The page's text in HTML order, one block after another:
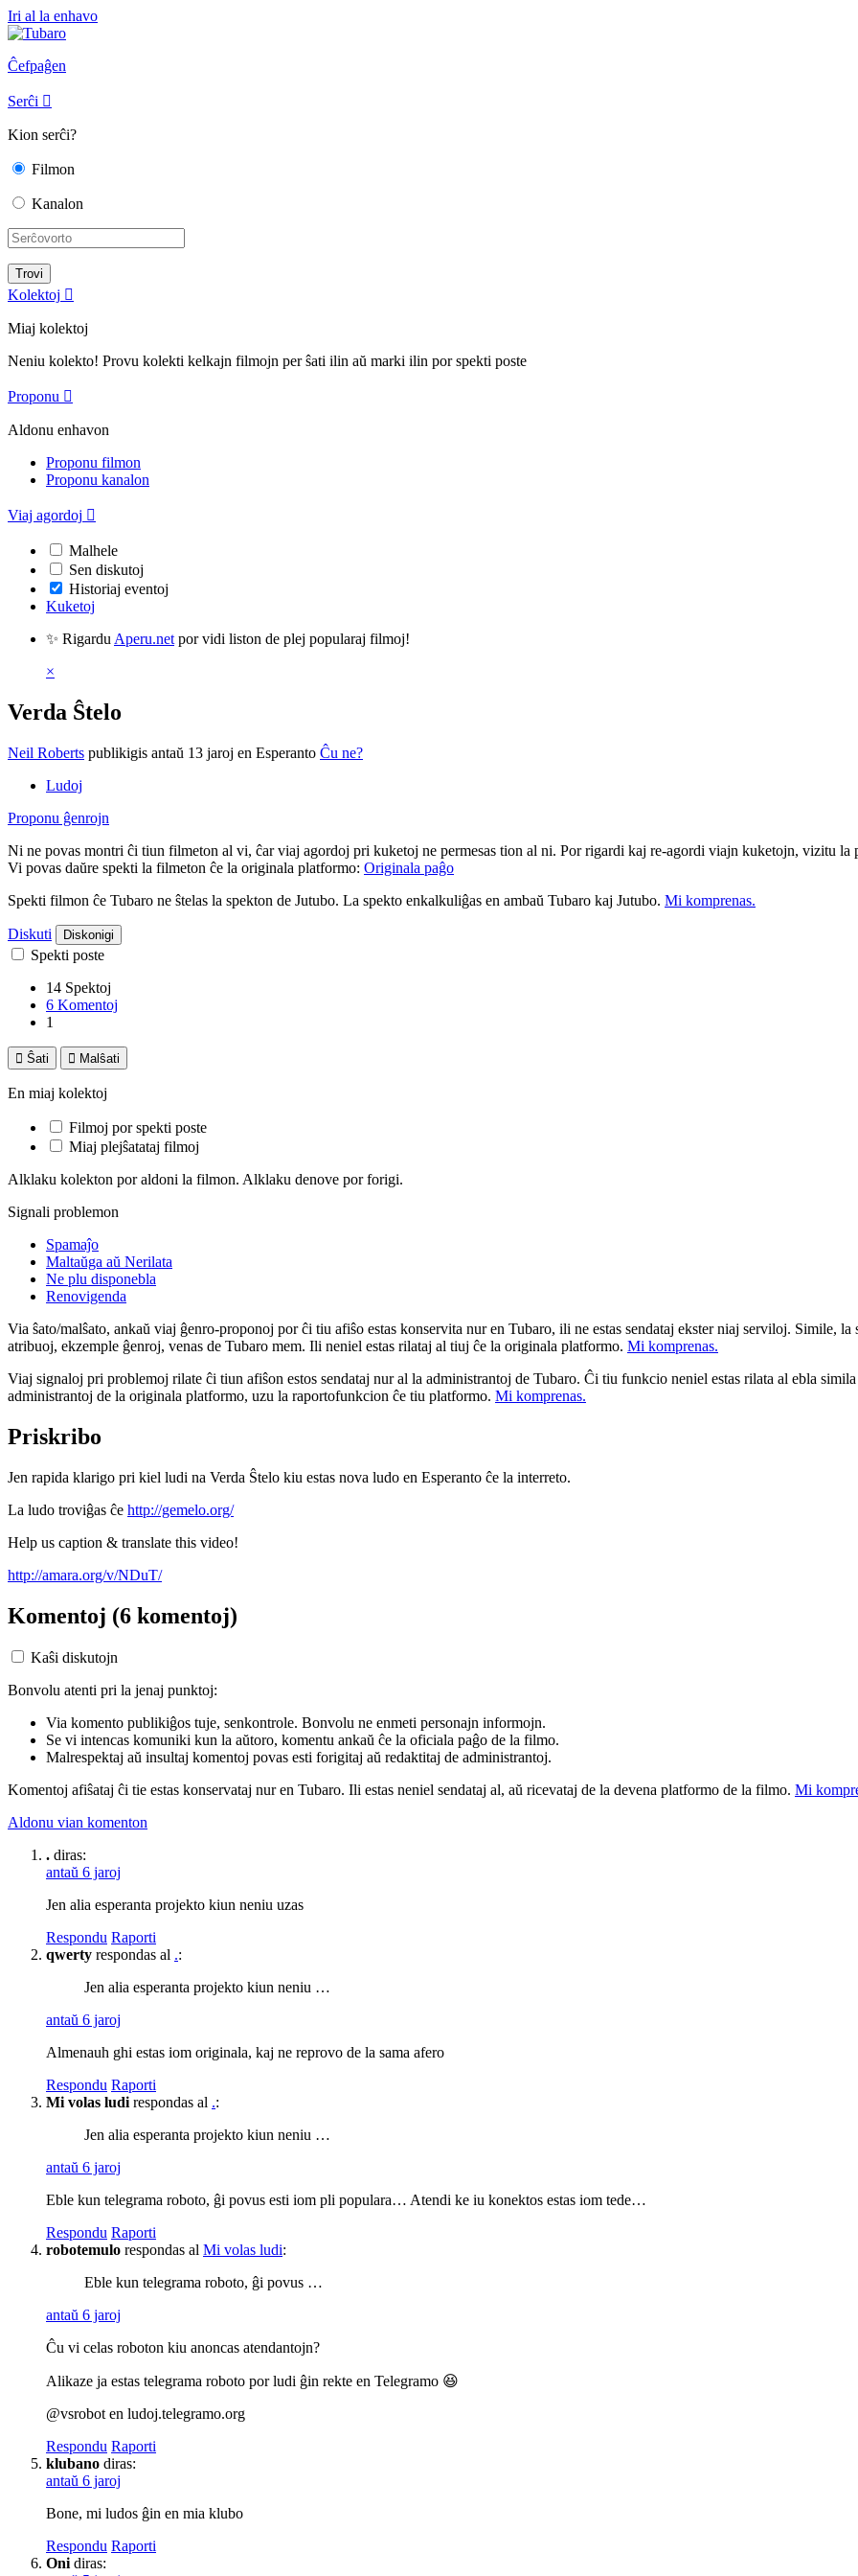
Iri al la enhavo
Ĉefpaĝen
Serĉi 
Kion serĉi?
Filmon
Kanalon
Kolektoj 
Miaj kolektoj
Neniu kolekto! Provu kolekti kelkajn filmojn per ŝati ilin aŭ marki ilin por spekti poste
Proponu 
Aldonu enhavon
Proponu filmon
Proponu kanalon
Viaj agordoj 
Malhele
Sen diskutoj
Historiaj eventoj
Kuketoj
✨ Rigardu Aperu.net por vidi liston de plej popularaj filmoj!
×
Verda Ŝtelo
Neil Roberts publikigis antaŭ 13 jaroj en Esperanto Ĉu ne?
Ludoj
Proponu ĝenrojn
Ni ne povas montri ĉi tiun filmeton al vi, ĉar viaj agordoj pri kuketoj ne permesas tion al ni. Por rigardi kaj re-agordi viajn kuketojn, vizitu la
Vi povas daŭre spekti la filmeton ĉe la originala platformo: Originala paĝo
Spekti filmon ĉe Tubaro ne ŝtelas la spekton de Jutubo. La spekto enkalkuliĝas en ambaŭ Tubaro kaj Jutubo. Mi komprenas.
Diskuti Diskonigi
Spekti poste
14 Spektoj
6 Komentoj
1
 Ŝati  Malŝati
En miaj kolektoj
Filmoj por spekti poste
Miaj plejŝatataj filmoj
Alklaku kolekton por aldoni la filmon. Alklaku denove por forigi.
Signali problemon
Spamaĵo
Maltaŭga aŭ Nerilata
Ne plu disponebla
Renovigenda
Via ŝato/malŝato, ankaŭ viaj ĝenro-proponoj por ĉi tiu afiŝo estas konservita nur en Tubaro, ili ne estas sendataj ekster niaj serviloj. Simile,
atribuoj, ekzemple ĝenroj, venas de Tubaro mem. Ili neniel estas rilataj al tiuj ĉe la originala platformo. Mi komprenas.
Viaj signaloj pri problemoj rilate ĉi tiun afiŝon estos sendataj nur al la administrantoj de Tubaro. Ĉi tiu funkcio neniel estas rilata al ebla
administrantoj de la originala platformo, uzu la raportofunkcion ĉe tiu platformo. Mi komprenas.
Priskribo
Jen rapida klarigo pri kiel ludi na Verda Ŝtelo kiu estas nova ludo en Esperanto ĉe la interreto.
La ludo troviĝas ĉe http://gemelo.org/
Help us caption & translate this video!
http://amara.org/v/NDuT/
Komentoj (6 komentoj)
Kaŝi diskutojn
Bonvolu atenti pri la jenaj punktoj:
Via komento publikiĝos tuje, senkontrole. Bonvolu ne enmeti personajn informojn.
Se vi intencas komuniki kun la aŭtoro, komentu ankaŭ ĉe la oficiala paĝo de la filmo.
Malrespektaj aŭ insultaj komentoj povas esti forigitaj aŭ redaktitaj de administrantoj.
Komentoj afiŝataj ĉi tie estas konservataj nur en Tubaro. Ili estas neniel sendataj al, aŭ ricevataj de la devena platformo de la filmo. Mi
Aldonu vian komenton
. diras:
antaŭ 6 jaroj
Jen alia esperanta projekto kiun neniu uzas
Respondu Raporti
qwerty respondas al .:
Jen alia esperanta projekto kiun neniu …
antaŭ 6 jaroj
Almenauh ghi estas iom originala, kaj ne reprovo de la sama afero
Respondu Raporti
Mi volas ludirespondas al .:
Jen alia esperanta projekto kiun neniu …
antaŭ 6 jaroj
Eble kun telegrama roboto, ĝi povus esti iom pli populara… Atendi ke iu konektos estas iom tede…
Respondu Raporti
robotemulo respondas al Mi volas ludi:
Eble kun telegrama roboto, ĝi povus …
antaŭ 6 jaroj
Ĉu vi celas roboton kiu anoncas atendantojn?
Alikaze ja estas telegrama roboto por ludi ĝin rekte en Telegramo 😆
@vsrobot en ludoj.telegramo.org
Respondu Raporti
klubano diras:
antaŭ 6 jaroj
Bone, mi ludos ĝin en mia klubo
Respondu Raporti
Onidiras: